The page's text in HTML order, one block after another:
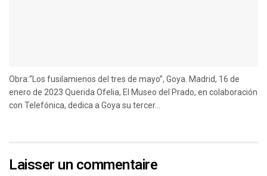
Obra:“Los fusilamienos del tres de mayo”, Goya. Madrid, 16 de
enero de 2023 Querida Ofelia, El Museo del Prado, en colaboración
con Telefónica, dedica a Goya su tercer...
Laisser un commentaire